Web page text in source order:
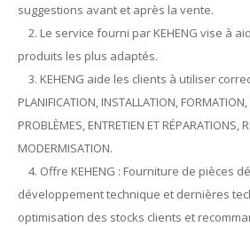
suggestions avant et après la vente.
2. Le service fourni par KEHENG vise à
produits les plus adaptés.
3. KEHENG aide les clients à utiliser
PLANIFICATION, INSTALLATION,
PROBLÈMES, ENTRETIEN ET RÉPARATIONS,
MODERMISATION.
4. Offre KEHENG : Fourniture de pièces
développement technique et dernières
optimisation des stocks clients et